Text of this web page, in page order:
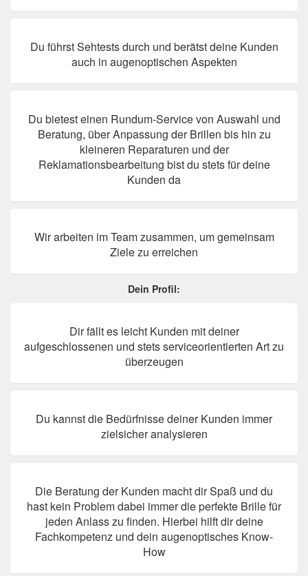
Du führst Sehtests durch und berätst deine Kunden
auch in augenoptischen Aspekten
Du bietest einen Rundum-Service von Auswahl und
Beratung, über Anpassung der Brillen bis hin zu
kleineren Reparaturen und der
Reklamationsbearbeitung bist du stets für deine
Kunden da
Wir arbeiten im Team zusammen, um gemeinsam
Ziele zu erreichen
Dein Profil:
Dir fällt es leicht Kunden mit deiner
aufgeschlossenen und stets serviceorientierten Art zu
überzeugen
Du kannst die Bedürfnisse deiner Kunden immer
zielsicher analysieren
Die Beratung der Kunden macht dir Spaß und du
hast kein Problem dabei immer die perfekte Brille für
jeden Anlass zu finden. Hierbei hilft dir deine
Fachkompetenz und dein augenoptisches Know-
How